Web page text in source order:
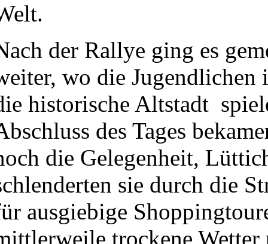
der Rallye ging es
wo die Jugendlichen
historische Altstadt
des Tages
die Gelegenheit,
sie durch die
ausgiebige
trockene Wetter